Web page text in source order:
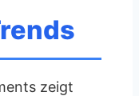
zeigt